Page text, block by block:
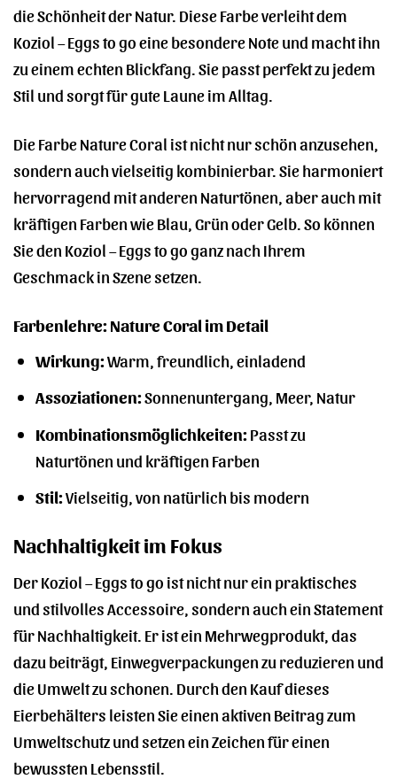
die Schönheit der Natur. Diese Farbe verleiht dem
Koziol – Eggs to go eine besondere Note und macht ihn
zu einem echten Blickfang. Sie passt perfekt zu jedem
Stil und sorgt für gute Laune im Alltag.
Die Farbe Nature Coral ist nicht nur schön anzusehen,
sondern auch vielseitig kombinierbar. Sie harmoniert
hervorragend mit anderen Naturtönen, aber auch mit
kräftigen Farben wie Blau, Grün oder Gelb. So können
Sie den Koziol – Eggs to go ganz nach Ihrem
Geschmack in Szene setzen.
Farbenlehre: Nature Coral im Detail
Wirkung:Warm, freundlich, einladend
Assoziationen:Sonnenuntergang, Meer, Natur
Kombinationsmöglichkeiten:Passt zu
Naturtönen und kräftigen Farben
Stil:Vielseitig, von natürlich bis modern
Nachhaltigkeit im Fokus
Der Koziol – Eggs to go ist nicht nur ein praktisches
und stilvolles Accessoire, sondern auch ein Statement
für Nachhaltigkeit. Er ist ein Mehrwegprodukt, das
dazu beiträgt, Einwegverpackungen zu reduzieren und
die Umwelt zu schonen. Durch den Kauf dieses
Eierbehälters leisten Sie einen aktiven Beitrag zum
Umweltschutz und setzen ein Zeichen für einen
bewussten Lebensstil.